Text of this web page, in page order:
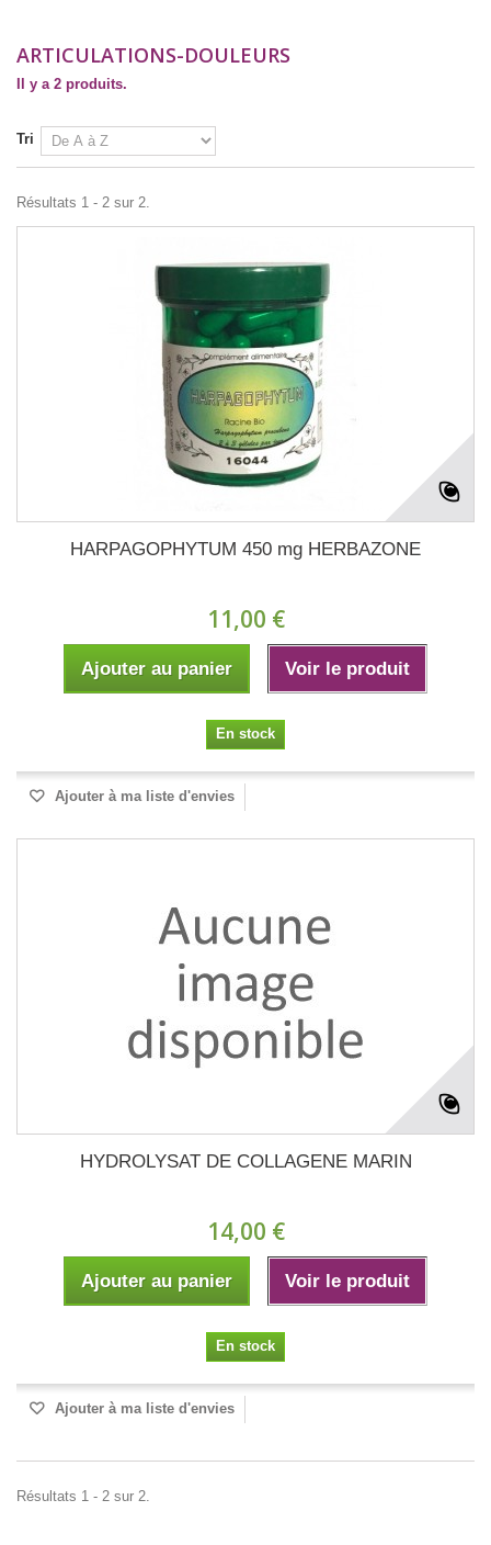
ARTICULATIONS-DOULEURS
Il y a 2 produits.
Tri
Résultats 1 - 2 sur 2.
HARPAGOPHYTUM 450 mg HERBAZONE
11,00 €
Ajouter au panier Voir le produit
En stock
Ajouter à ma liste d'envies
HYDROLYSAT DE COLLAGENE MARIN
14,00 €
Ajouter au panier Voir le produit
En stock
Ajouter à ma liste d'envies
Résultats 1 - 2 sur 2.